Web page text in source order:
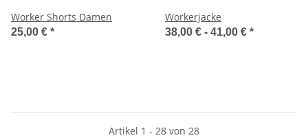
Worker Shorts Damen
25,00 € *
Workerjacke
38,00 € - 41,00 € *
Artikel 1 - 28 von 28